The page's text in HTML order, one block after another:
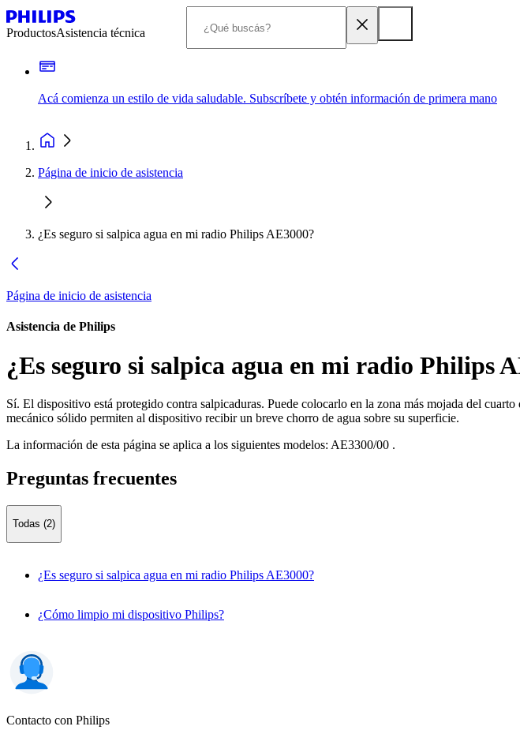
ProductosAsistencia técnica
Acá comienza un estilo de vida saludable. Subscríbete y obtén información de primera mano
Página de inicio de asistencia
¿Es seguro si salpica agua en mi radio Philips AE3000?
Página de inicio de asistencia
Asistencia de Philips
¿Es seguro si salpica agua en mi radio Philips
Sí. El dispositivo está protegido contra salpicaduras. Puede colocarlo en la zona más mojada del
mecánico sólido permiten al dispositivo recibir un breve chorro de agua sobre su superficie.
La información de esta página se aplica a los siguientes modelos: AE3300/00 .
Preguntas frecuentes
Todas (2)
¿Es seguro si salpica agua en mi radio Philips AE3000?
¿Cómo limpio mi dispositivo Philips?
Contacto con Philips